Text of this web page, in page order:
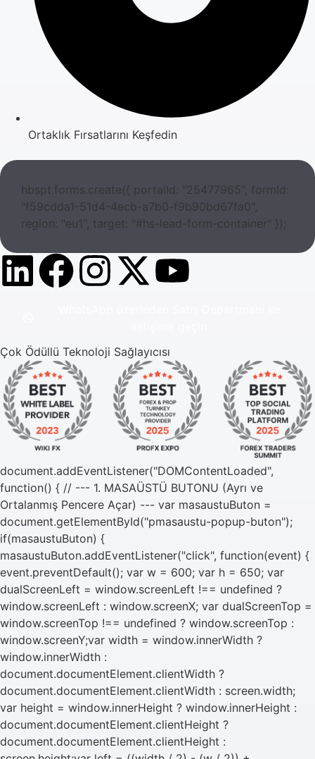
Ortaklık Fırsatlarını Keşfedin
hbspt.forms.create({ portalId: "25477965", formId:
"f59cdda1-51d4-4ecb-a7b0-f9b90bd67fa0",
region: "eu1", target: "#hs-lead-form-container" });
Çok Ödüllü Teknoloji Sağlayıcısı
document.addEventListener("DOMContentLoaded",
function() { // --- 1. MASAÜSTÜ BUTONU (Ayrı ve
Ortalanmış Pencere Açar) --- var masaustuButon =
document.getElementById("pmasaustu-popup-buton");
if(masaustuButon) {
masaustuButon.addEventListener("click", function(event) {
event.preventDefault(); var w = 600; var h = 650; var
dualScreenLeft = window.screenLeft !== undefined ?
window.screenLeft : window.screenX; var dualScreenTop =
window.screenTop !== undefined ? window.screenTop :
window.screenY;var width = window.innerWidth ?
window.innerWidth :
document.documentElement.clientWidth ?
document.documentElement.clientWidth : screen.width;
var height = window.innerHeight ? window.innerHeight :
document.documentElement.clientHeight ?
document.documentElement.clientHeight :